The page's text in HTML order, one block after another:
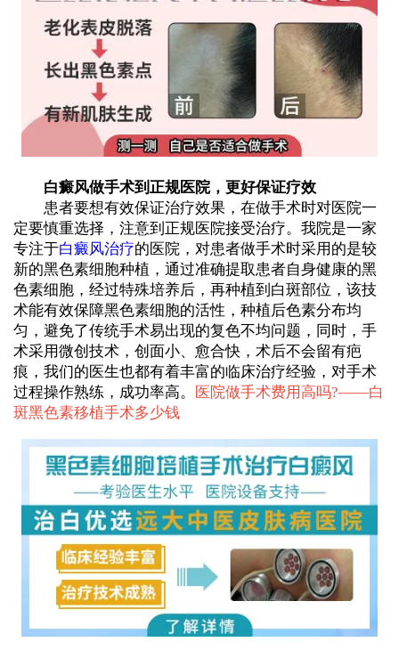
白癜风做手术到正规医院，更好保证疗效
患者要想有效保证治疗效果，在做手术时对医院一
定要慎重选择，注意到正规医院接受治疗。我院是一家
专注于白癜风治疗的医院，对患者做手术时采用的是较
新的黑色素细胞种植，通过准确提取患者自身健康的黑
色素细胞，经过特殊培养后，再种植到白斑部位，该技
术能有效保障黑色素细胞的活性，种植后色素分布均
匀，避免了传统手术易出现的复色不均问题，同时，手
术采用微创技术，创面小、愈合快，术后不会留有疤
痕，我们的医生也都有着丰富的临床治疗经验，对手术
过程操作熟练，成功率高。
医院做手术费用高吗?——白
斑黑色素移植手术多少钱